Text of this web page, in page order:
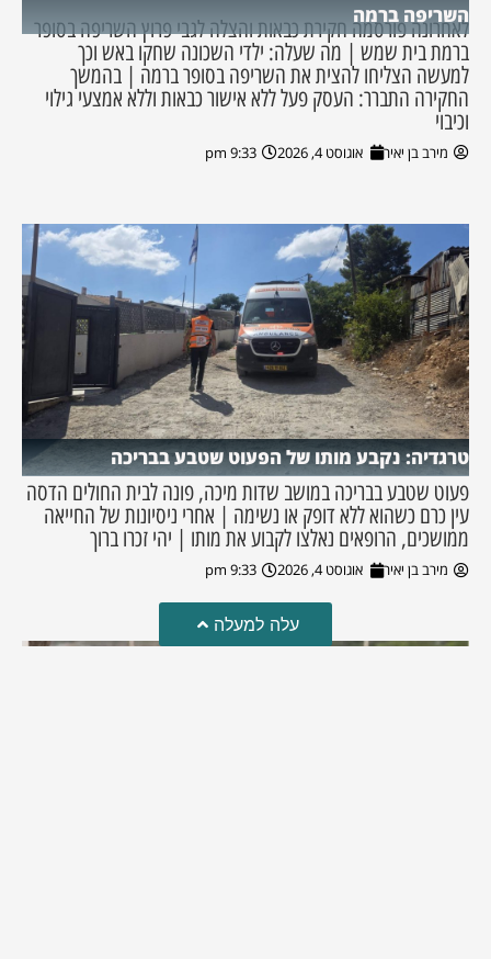
השריפה ברמה
לאחרונה פורסמה חקירת כבאות והצלה לגבי פרוץ השריפה בסופר
ברמת בית שמש | מה שעלה: ילדי השכונה שחקו באש וכך
למעשה הצליחו להצית את השריפה בסופר ברמה | בהמשך
החקירה התברר: העסק פעל ללא אישור כבאות וללא אמצעי גילוי
וכיבוי
מירב בן יאיר אוגוסט 4, 2026 9:33 pm
טרגדיה: נקבע מותו של הפעוט שטבע בבריכה
פעוט שטבע בבריכה במושב שדות מיכה, פונה לבית החולים הדסה
עין כרם כשהוא ללא דופק או נשימה | אחרי ניסיונות של החייאה
ממושכים, הרופאים נאלצו לקבוע את מותו | יהי זכרו ברוך
מירב בן יאיר אוגוסט 4, 2026 9:33 pm
עלה למעלה